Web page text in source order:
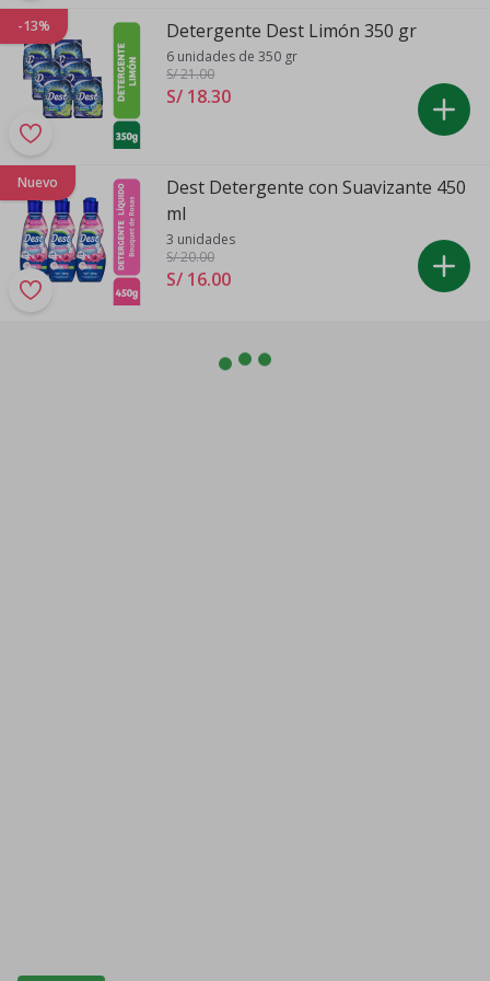
-13% Detergente Dest Limón 350 gr
6 unidades de 350 gr
S/ 21.00
S/ 18.30
Nuevo
Dest Detergente con Suavizante 450
ml
3 unidades
S/ 20.00
S/ 16.00